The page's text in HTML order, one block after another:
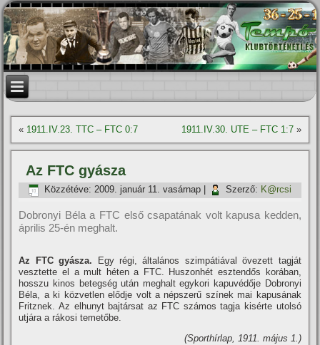
« 1911.IV.23. TTC – FTC 0:7 1911.IV.30. UTE – FTC 1:7»
Az FTC gyásza
Közzétéve: 2009. január 11. vasárnap Szerző: K@rcsi
Dobronyi Béla a FTC első csapatának volt kapusa kedden,
április 25-én meghalt.
Az FTC gyásza. Egy régi, általános szimpátiával övezett tagját
vesztette el a mult héten a FTC. Huszonhét esztendős korában,
hosszu kinos betegség után meghalt egykori kapuvédője Dobronyi
Béla, a ki közvetlen elődje volt a népszerű szí­nek mai kapusának
Fritznek. Az elhunyt bajtársat az FTC számos tagja kisérte utolsó
utjára a rákosi temetőbe.
(Sporthí­rlap, 1911. május 1.)